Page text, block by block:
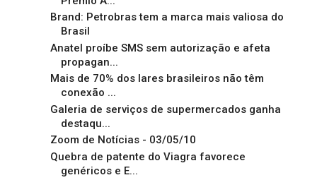
Brand: Petrobras tem a marca mais valiosa do
Brasil
Anatel proíbe SMS sem autorização e afeta
propagan...
Mais de 70% dos lares brasileiros não têm
conexão ...
Galeria de serviços de supermercados ganha
destaqu...
Zoom de Notícias - 03/05/10
Quebra de patente do Viagra favorece
genéricos e E...